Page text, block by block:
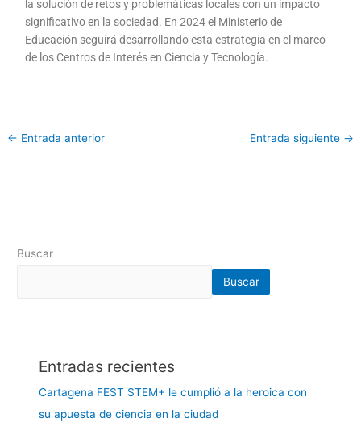
la solución de retos y problemáticas locales con un impacto
significativo en la sociedad. En 2024 el Ministerio de
Educación seguirá desarrollando esta estrategia en el marco
de los Centros de Interés en Ciencia y Tecnología.
← Entrada anterior Entrada siguiente →
Buscar
Buscar
Entradas recientes
Cartagena FEST STEM+ le cumplió a la heroica con
su apuesta de ciencia en la ciudad